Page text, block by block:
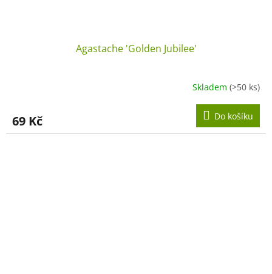
Agastache 'Golden Jubilee'
Skladem (>50 ks)
69 Kč Do košíku